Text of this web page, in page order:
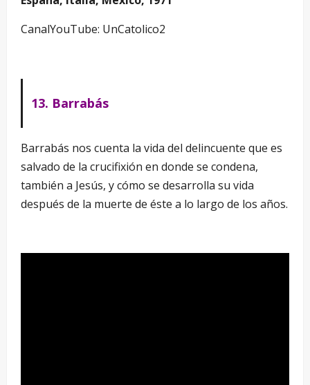
CanalYouTube: UnCatolico2
13. Barrabás
Barrabás nos cuenta la vida del delincuente que es
salvado de la crucifixión en donde se condena,
también a Jesús, y cómo se desarrolla su vida
después de la muerte de éste a lo largo de los años.